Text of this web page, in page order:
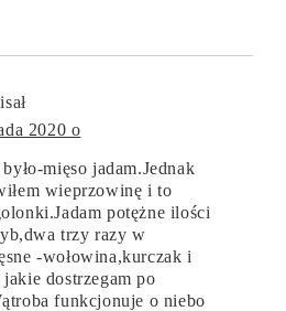
2020 o
mięso jadam.Jednak
wieprzowinę i to
potężne ilości
trzy razy w
-wołowina,kurczak i
dostrzegam po
funkcjonuje o niebo